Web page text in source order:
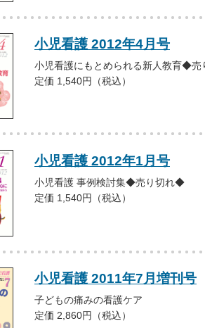
小児看護 2012年4月号
小児看護にもとめられる新人教育◆
定価 1,540円（税込）
小児看護 2012年1月号
小児看護 事例検討集◆売り切れ◆
定価 1,540円（税込）
小児看護 2011年7月増刊号
子どもの痛みの看護ケア
定価 2,860円（税込）